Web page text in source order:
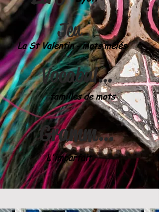
Jeu
Vocabulaire
Grammaire
L'imparfait
familles de mots
La St Valentin - mots mêlés